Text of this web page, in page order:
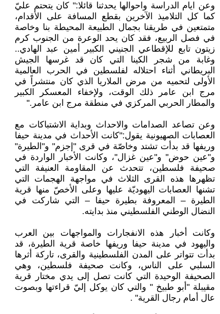
وعن ايام الدراسة واحوالها يحدثنا قائلا:" كان يتحتم عليّ
كما كل التلاميذ الآخرين بقطع المسافة على الأقدام،
متمتعين في طريقنا بجمال الطبيعة المحيطة بنا وخاصة
في فصل الربيع، فقد كان يحد الوعرة من الجنوب كرم
زيتون تابع للإقطاعي الجنيني الكبير أمين عبد الهادي..
وغابة من شجر الكينا التي كان قد غرسها الجيش
البريطاني أثناء احتلاله لفلسطين في الحرب العالمية
الأولى لتحميه من مرض الملاريا الذي كان منتشراً في
مرج ابن عامر ذلك الوقت، ولإخفاء المعسكر الكبير
والمطار الحربي المركزي في منطقة مرج ابن عامر."
وعن تصاعد الصدامات والاحداث وبداية الاشتباكات مع
العصابات الصهيونية يقول:"كانت الأحداث في مدينة حيفا
وريفها قد بدأت تشتد وخاصّة في قرى "إجزم" و"الطيرة"
و"عين حوض" و"عين غزال"، وكانت الأخبار الواردة في
صحيفة فلسطين، تتحدث عن المقاومة العنيفة التي
تظهرها هذه القرى الثلاث في مواجهة الهجمات التي
تشنها العصابات اليهوديّة عليها وعلى الأخصّ منها قرية
الطيرة – المعروفة بطيرة حيفا – التي شاركت في
النضال الوطني الفلسطيني منذ بدايته.
وكانت أخبار هذه الانفجارات والمواجهات بين العرب
واليهود في مدينة حيفا وريفها خاصة قرية الطيرة، قد
بدأت تتواتر على المدن الفلسطينية والقرى، تاركة أثرها
السلبي على الناس، وكانت صحيفة فلسطين، وهي
الصحيفة الوحيدة التي كانت تصل إلى يدي مختار قرية
مقيبلة "أبو طبيخ " والتي كان يوكل إليّ قراءتها وبصوت
عال أمام رجال القرية" .